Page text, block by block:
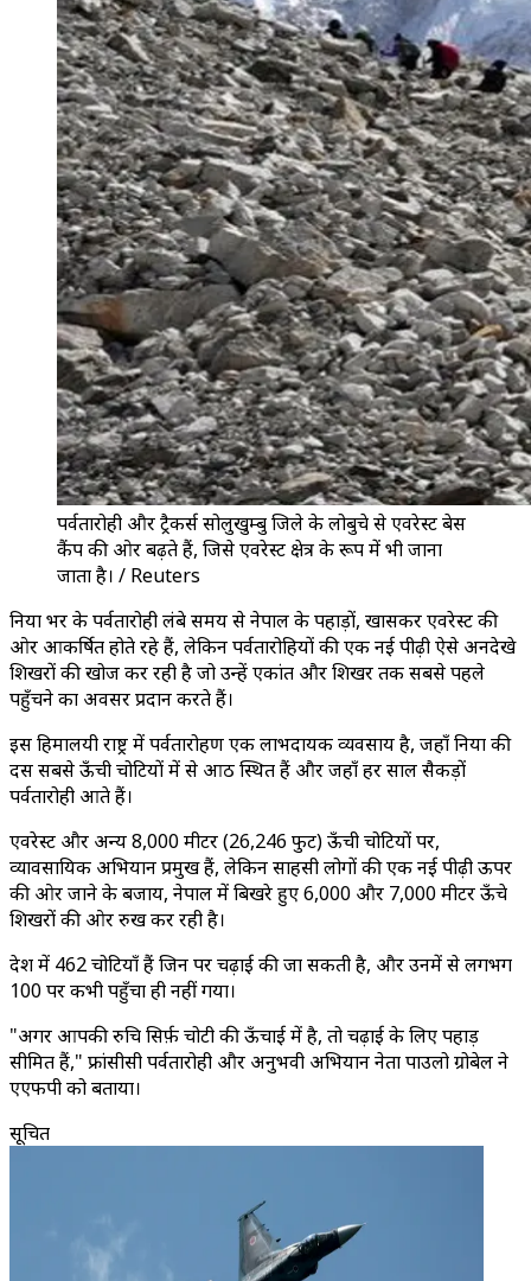
पर्वतारोही और ट्रैकर्स सोलुखुम्बु जिले के लोबुचे से एवरेस्ट बेस
कैंप की ओर बढ़ते हैं, जिसे एवरेस्ट क्षेत्र के रूप में भी जाना
जाता है। / Reuters
दुनिया भर के पर्वतारोही लंबे समय से नेपाल के पहाड़ों, खासकर एवरेस्ट की
ओर आकर्षित होते रहे हैं, लेकिन पर्वतारोहियों की एक नई पीढ़ी ऐसे अनदेखे
शिखरों की खोज कर रही है जो उन्हें एकांत और शिखर तक सबसे पहले
पहुँचने का अवसर प्रदान करते हैं।
इस हिमालयी राष्ट्र में पर्वतारोहण एक लाभदायक व्यवसाय है, जहाँ दुनिया की
दस सबसे ऊँची चोटियों में से आठ स्थित हैं और जहाँ हर साल सैकड़ों
पर्वतारोही आते हैं।
एवरेस्ट और अन्य 8,000 मीटर (26,246 फुट) ऊँची चोटियों पर,
व्यावसायिक अभियान प्रमुख हैं, लेकिन साहसी लोगों की एक नई पीढ़ी ऊपर
की ओर जाने के बजाय, नेपाल में बिखरे हुए 6,000 और 7,000 मीटर ऊँचे
शिखरों की ओर रुख कर रही है।
देश में 462 चोटियाँ हैं जिन पर चढ़ाई की जा सकती है, और उनमें से लगभग
100 पर कभी पहुँचा ही नहीं गया।
"अगर आपकी रुचि सिर्फ़ चोटी की ऊँचाई में है, तो चढ़ाई के लिए पहाड़
सीमित हैं," फ्रांसीसी पर्वतारोही और अनुभवी अभियान नेता पाउलो ग्रोबेल ने
एएफपी को बताया।
सूचित